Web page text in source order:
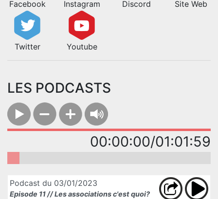
Facebook Instagram Discord Site Web
Twitter Youtube
LES PODCASTS
00:00:00/01:01:59
Podcast du 03/01/2023
Episode 11 // Les associations c'est quoi?